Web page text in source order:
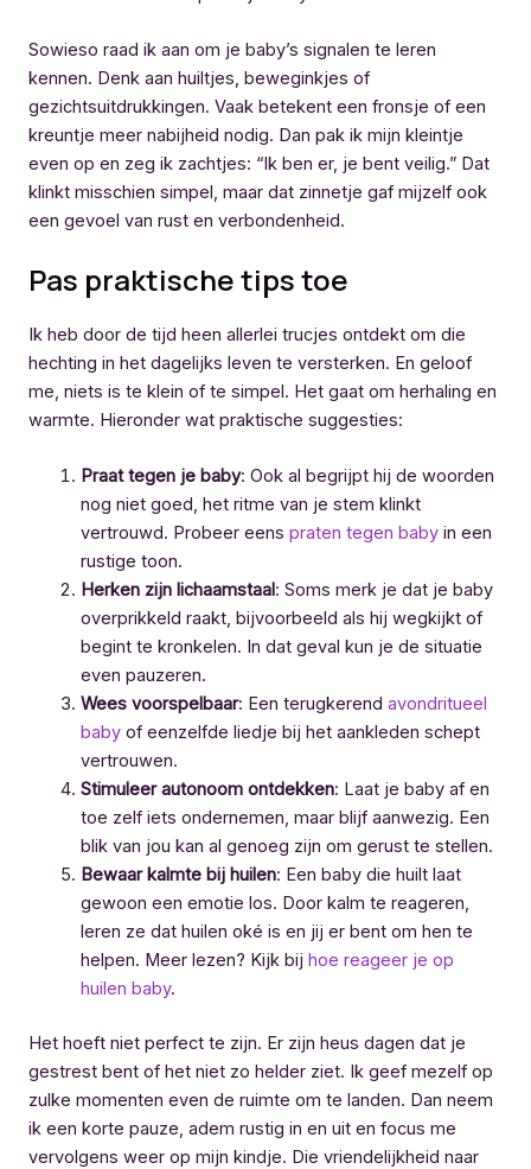
Sowieso raad ik aan om je baby’s signalen te leren
kennen. Denk aan huiltjes, beweginkjes of
gezichtsuitdrukkingen. Vaak betekent een fronsje of een
kreuntje meer nabijheid nodig. Dan pak ik mijn kleintje
even op en zeg ik zachtjes: “Ik ben er, je bent veilig.” Dat
klinkt misschien simpel, maar dat zinnetje gaf mijzelf ook
een gevoel van rust en verbondenheid.
Pas praktische tips toe
Ik heb door de tijd heen allerlei trucjes ontdekt om die
hechting in het dagelijks leven te versterken. En geloof
me, niets is te klein of te simpel. Het gaat om herhaling en
warmte. Hieronder wat praktische suggesties:
Praat tegen je baby: Ook al begrijpt hij de woorden
nog niet goed, het ritme van je stem klinkt
vertrouwd. Probeer eens praten tegen babyin een
rustige toon.
Herken zijn lichaamstaal: Soms merk je dat je baby
overprikkeld raakt, bijvoorbeeld als hij wegkijkt of
begint te kronkelen. In dat geval kun je de situatie
even pauzeren.
Wees voorspelbaar: Een terugkerend avondritueel
babyof eenzelfde liedje bij het aankleden schept
vertrouwen.
Stimuleer autonoom ontdekken: Laat je baby af en
toe zelf iets ondernemen, maar blijf aanwezig. Een
blik van jou kan al genoeg zijn om gerust te stellen.
Bewaar kalmte bij huilen: Een baby die huilt laat
gewoon een emotie los. Door kalm te reageren,
leren ze dat huilen oké is en jij er bent om hen te
helpen. Meer lezen? Kijk bij hoe reageer je op
huilen baby.
Het hoeft niet perfect te zijn. Er zijn heus dagen dat je
gestrest bent of het niet zo helder ziet. Ik geef mezelf op
zulke momenten even de ruimte om te landen. Dan neem
ik een korte pauze, adem rustig in en uit en focus me
vervolgens weer op mijn kindje. Die vriendelijkheid naar